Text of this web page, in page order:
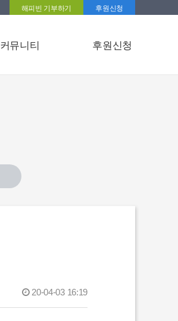
해피빈 기부하기 후원신청
커뮤니티 후원신청
20-04-03 16:19